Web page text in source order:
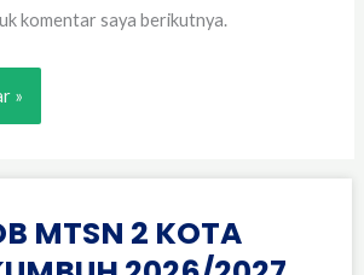
komentar saya berikutnya.
MTSN 2 KOTA